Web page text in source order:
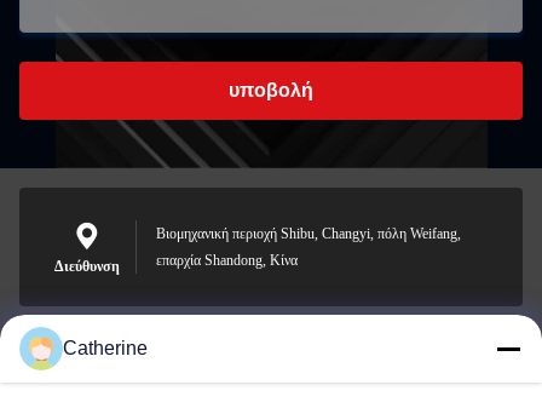
υποβολή
Διεύθυνση
Βιομηχανική περιοχή Shibu, Changyi, πόλη Weifang,
επαρχία Shandong, Κίνα
padraic@huayumachine.cn
Catherine